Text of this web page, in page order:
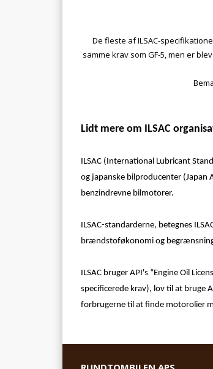
De fleste af ILSAC-
samme krav som GF-5, men er
Lidt mere om ILSAC
ILSAC (International Lubricant
og japanske bilproducenter
benzindrevne bilmotorer.
ILSAC-standarderne, betegnes
brændstoføkonomi og
ILSAC bruger API's “Engine Oil
specificerede krav), lov til at bruge
forbrugerne til at finde motorolier